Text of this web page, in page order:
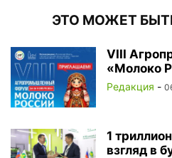
ЭТО МОЖЕТ
VIII
«Молоко
Редакция -
1
взгляд в